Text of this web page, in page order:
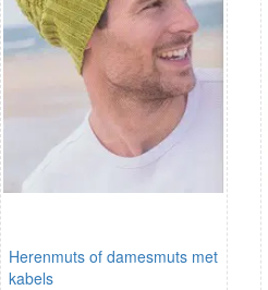
Herenmuts of damesmuts met
kabels